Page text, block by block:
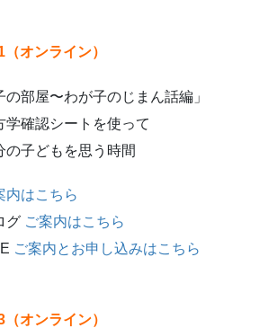
オンライン）
の部屋〜わが子のじまん話編」
確認シートを使って
子どもを思う時間
内はこちら
グ ご案内はこちら
ご案内とお申し込みはこちら
オンライン）